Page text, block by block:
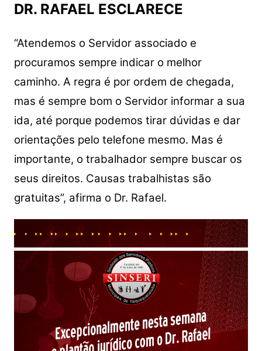
DR. RAFAEL ESCLARECE
“Atendemos o Servidor associado e
procuramos sempre indicar o melhor
caminho. A regra é por ordem de chegada,
mas é sempre bom o Servidor informar a sua
ida, até porque podemos tirar dúvidas e dar
orientações pelo telefone mesmo. Mas é
importante, o trabalhador sempre buscar os
seus direitos. Causas trabalhistas são
gratuitas”, afirma o Dr. Rafael.